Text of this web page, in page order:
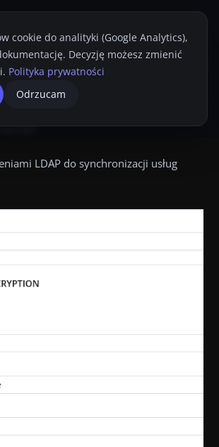
Przewodnik Administratora
2025
LDAP do synchronizacji usług
cookie do analityki (Google Analytics),
Decyzję możesz zmienić
Polityka prywatności
Odrzucam